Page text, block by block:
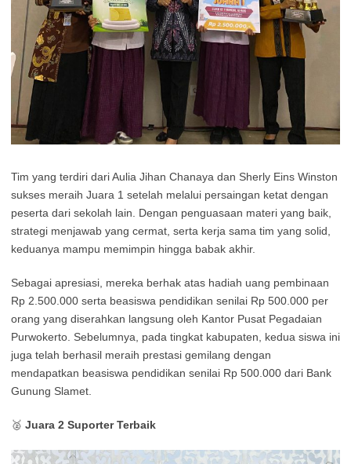
Tim yang terdiri dari Aulia Jihan Chanaya dan Sherly Eins Winston
sukses meraih Juara 1 setelah melalui persaingan ketat dengan
peserta dari sekolah lain. Dengan penguasaan materi yang baik,
strategi menjawab yang cermat, serta kerja sama tim yang solid,
keduanya mampu memimpin hingga babak akhir.
Sebagai apresiasi, mereka berhak atas hadiah uang pembinaan
Rp 2.500.000 serta beasiswa pendidikan senilai Rp 500.000 per
orang yang diserahkan langsung oleh Kantor Pusat Pegadaian
Purwokerto. Sebelumnya, pada tingkat kabupaten, kedua siswa ini
juga telah berhasil meraih prestasi gemilang dengan
mendapatkan beasiswa pendidikan senilai Rp 500.000 dari Bank
Gunung Slamet.
🥈 Juara 2 Suporter Terbaik